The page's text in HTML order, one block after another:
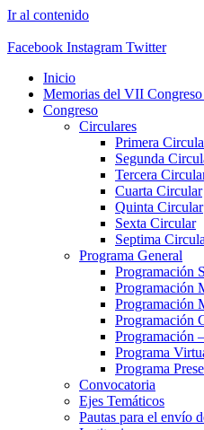
Ir al contenido
Facebook Instagram Twitter
Inicio
Memorias del VII
Congreso
Circulares
Primera
Segunda
Tercera
Cuarta Circular
Quinta Circular
Sexta Circular
Septima
Programa General
Programación
Programación
Programación
Programación
Programación
Programa
Programa
Convocatoria
Ejes Temáticos
Pautas para el envío